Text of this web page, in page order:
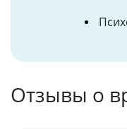
Отзывы о